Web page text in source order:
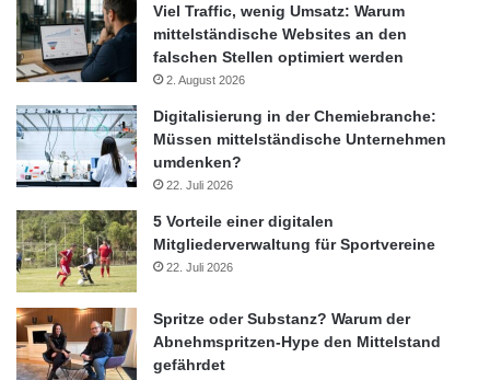
Viel Traffic, wenig Umsatz: Warum
mittelständische Websites an den
falschen Stellen optimiert werden
2. August 2026
Digitalisierung in der Chemiebranche:
Müssen mittelständische Unternehmen
umdenken?
22. Juli 2026
5 Vorteile einer digitalen
Mitgliederverwaltung für Sportvereine
22. Juli 2026
Spritze oder Substanz? Warum der
Abnehmspritzen-Hype den Mittelstand
gefährdet